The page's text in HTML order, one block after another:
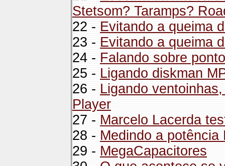
Stetsom? Taramps?
22 - Evitando a queima
23 - Evitando a queima
24 - Falando sobre
25 - Ligando diskman
26 - Ligando
Player
27 - Marcelo Lacerda
28 - Medindo a
29 - MegaCapacitores